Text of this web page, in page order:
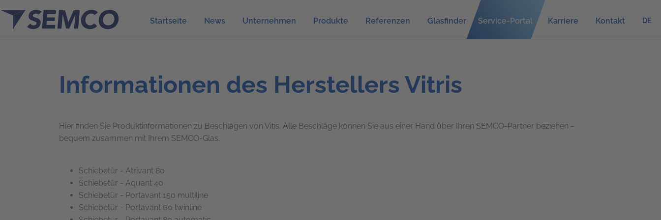
Startseite News Unternehmen Produkte Referenzen Glasfinder Service-Portal Karriere Kontakt DE
Informationen des Herstellers Vitris
Hier finden Sie Produktinformationen zu Beschlägen von Vitis. Alle Beschläge können Sie aus einer Hand über Ihren SEMCO-Partner beziehen -
bequem zusammen mit Ihrem SEMCO-Glas.
Schiebetür - Atrivant 80
Schiebetür - Aquant 40
Schiebetür - Portavant 150 multiline
Schiebetür - Portavant 60 twinline